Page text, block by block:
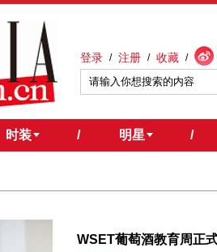
登录 / 注册 / 收藏 /
时装 / 明星 /
WSET葡萄酒教育周正